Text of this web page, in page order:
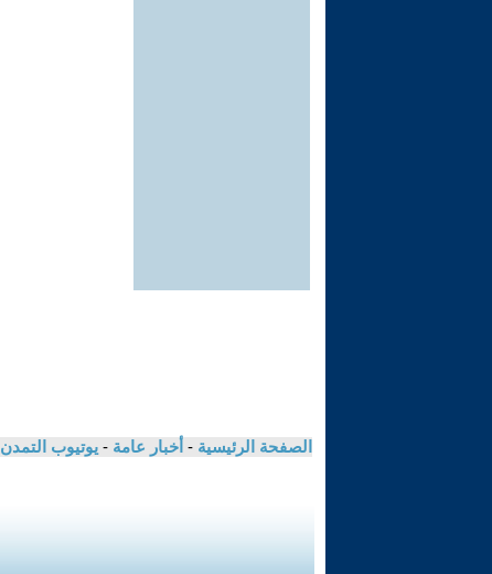
الصفحة الرئيسية - أخبار عامة - يوتيوب التمدن